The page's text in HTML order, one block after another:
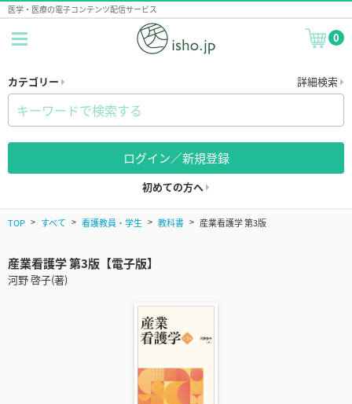
医学・医療の電子コンテンツ配信サービス
0
カテゴリー 詳細検索
ログイン／新規登録
初めての方へ
TOP すべて 看護教員・学生 教科書 産業看護学 第3版
産業看護学 第3版【電子版】
河野 啓子(著)